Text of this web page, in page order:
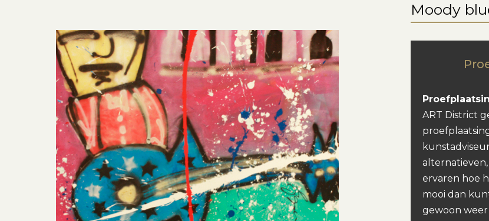
Moody
ART District
ervaren hoe
mooi dan
gewoon weer